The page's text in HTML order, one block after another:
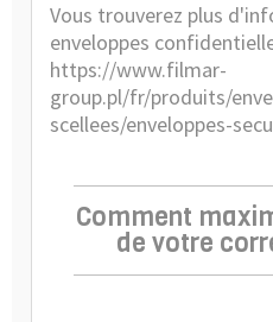
Vous trouverez plus
enveloppes
https://www.filmar-
group.pl/fr/produits/
scellees/enveloppes-
Comment
de votre